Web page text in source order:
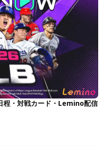
程・対戦カード・Lemino配信